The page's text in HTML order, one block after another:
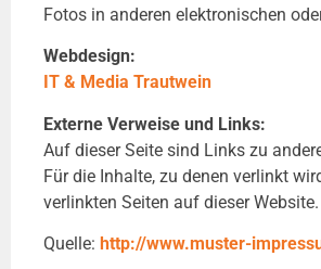
Fotos in anderen elektronischen
Webdesign:
IT & Media Trautwein
Externe Verweise und Links:
Auf dieser Seite sind Links zu
Für die Inhalte, zu denen verlinkt
verlinkten Seiten auf dieser Website.
Quelle: http://www.muster-